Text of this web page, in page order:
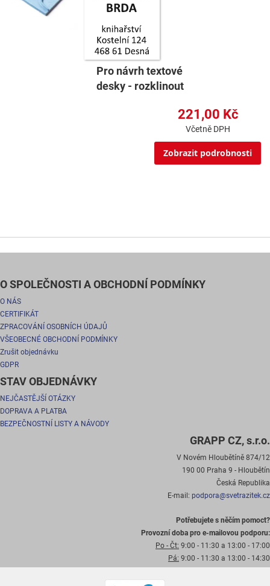
Pro návrh textové
desky - rozklinout
221,00 Kč
Včetně DPH
Zobrazit podrobnosti
O SPOLEČNOSTI A OBCHODNÍ PODMÍNKY
O NÁS
CERTIFIKÁT
ZPRACOVÁNÍ OSOBNÍCH ÚDAJŮ
VŠEOBECNÉ OBCHODNÍ PODMÍNKY
Zrušit objednávku
GDPR
STAV OBJEDNÁVKY
NEJČASTĚJŠÍ OTÁZKY
DOPRAVA A PLATBA
BEZPEČNOSTNÍ LISTY A NÁVODY
GRAPP CZ, s.r.o.
V Novém Hloubětíně 874/12
190 00 Praha 9 - Hloubětín
Česká Republika
E-mail: podpora@svetrazitek.cz
Potřebujete s něčím pomoct?
Provozní doba pro e-mailovou podporu:
Po - Čt: 9:00 - 11:30 a 13:00 - 17:00
Pá: 9:00 - 11:30 a 13:00 - 14:30